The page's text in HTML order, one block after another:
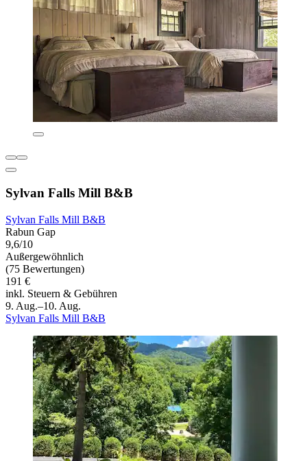
Sylvan Falls Mill B&B
Sylvan Falls Mill B&B
Rabun Gap
9,6/10
Außergewöhnlich
(75 Bewertungen)
191 €
inkl. Steuern & Gebühren
9. Aug.–10. Aug.
Sylvan Falls Mill B&B